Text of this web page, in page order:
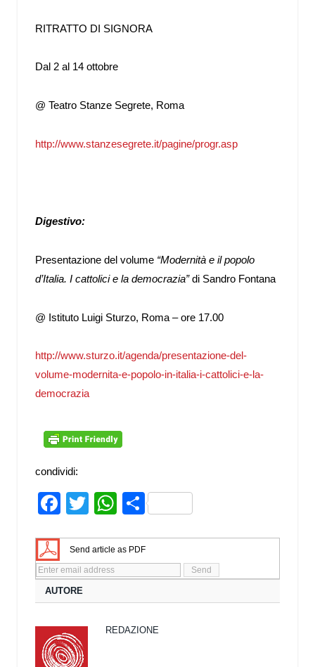
RITRATTO DI SIGNORA
Dal 2 al 14 ottobre
@ Teatro Stanze Segrete, Roma
http://www.stanzesegrete.it/pagine/progr.asp
Digestivo:
Presentazione del volume “Modernità e il popolo
d’Italia. I cattolici e la democrazia”di Sandro Fontana
@ Istituto Luigi Sturzo, Roma – ore 17.00
http://www.sturzo.it/agenda/presentazione-del-
volume-modernita-e-popolo-in-italia-i-cattolici-e-la-
democrazia
condividi:
Facebook
TwitterWhatsApp
Share
Send article as PDF
AUTORE
REDAZIONE